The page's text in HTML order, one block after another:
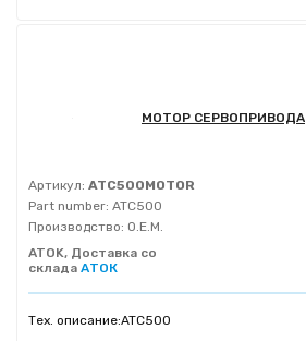
МОТОР СЕРВОПРИВОДА
Артикул: ATC500MOTOR
Part number: ATC500
Производство: O.E.M.
ATOK, Доставка со
склада АТОК
Тех. описание:ATC500